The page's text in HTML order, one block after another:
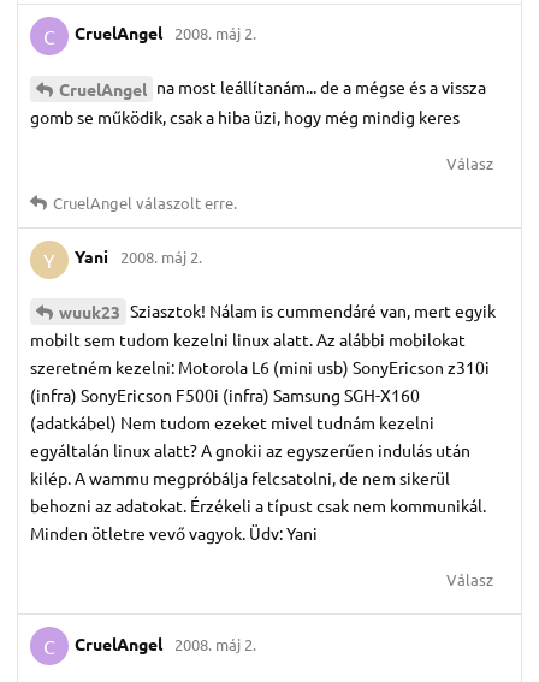
C CruelAngel 2008. máj 2.
CruelAngel na most leállítanám... de a mégse és a vissza
gomb se működik, csak a hiba üzi, hogy még mindig keres
Válasz
CruelAngel válaszolt erre.
Y Yani 2008. máj 2.
wuuk23 Sziasztok! Nálam is cummendáré van, mert egyik
mobilt sem tudom kezelni linux alatt. Az alábbi mobilokat
szeretném kezelni: Motorola L6 (mini usb) SonyEricson z310i
(infra) SonyEricson F500i (infra) Samsung SGH-X160
(adatkábel) Nem tudom ezeket mivel tudnám kezelni
egyáltalán linux alatt? A gnokii az egyszerűen indulás után
kilép. A wammu megpróbálja felcsatolni, de nem sikerül
behozni az adatokat. Érzékeli a típust csak nem kommunikál.
Minden ötletre vevő vagyok. Üdv: Yani
Válasz
C CruelAngel 2008. máj 2.